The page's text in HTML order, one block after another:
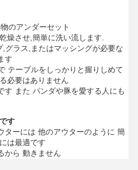
のアンダーセット
燥させ,簡単に洗い流します.
グラス,またはマッシングが必要な
す
テーブルをしっかりと握りしめて
必要はありません
す また パンダや豚を愛する人にも
す
ターには 他のアウターのように 簡
は最適です
から 動きません